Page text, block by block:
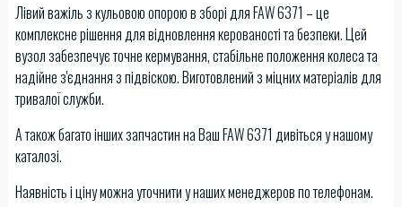
Лівий важіль з кульовою опорою в зборі для FAW 6371 – це
комплексне рішення для відновлення керованості та безпеки. Цей
вузол забезпечує точне кермування, стабільне положення колеса та
надійне з'єднання з підвіскою. Виготовлений з міцних матеріалів для
тривалої служби.
А також багато інших запчастин на Ваш FAW 6371 дивіться у нашому
каталозі.
Наявність і ціну можна уточнити у наших менеджеров по телефонам.